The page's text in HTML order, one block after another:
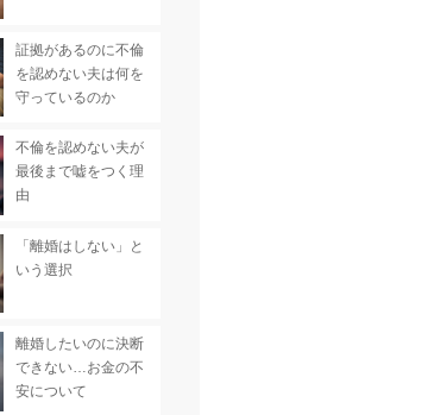
証拠があるのに不倫
を認めない夫は何を
守っているのか
不倫を認めない夫が
最後まで嘘をつく理
由
「離婚はしない」と
いう選択
離婚したいのに決断
できない…お金の不
安について